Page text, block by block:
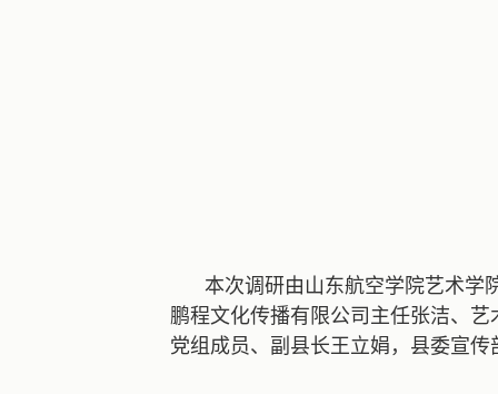
本次调研由山东航空学院艺术学
鹏程文化传播有限公司主任张洁、艺
党组成员、副县长王立娟，县委宣